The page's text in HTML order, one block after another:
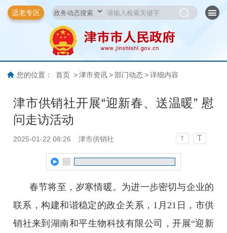
适老专区
您的位置： 首页 > 津市资讯 > 部门动态 > 详细内容
津市供销社开展“迎新春、送温暖” 慰
问走访活动
2025-01-22 08:26 津市供销社 T T
春节将至，岁寒情暖。为进一步密切与企业的
联系，构建和谐稳定的政企关系，1月21日，市供
销社来到湖南和平生物科技有限公司，开展“迎新